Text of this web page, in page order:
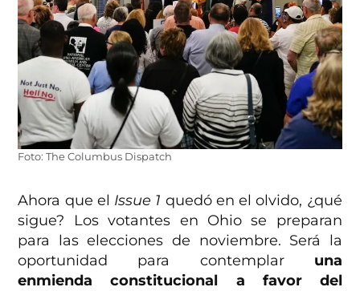
Foto: The Columbus Dispatch
Ahora que el Issue 1 quedó en el olvido, ¿qué
sigue? Los votantes en Ohio se preparan
para las elecciones de noviembre. Será la
oportunidad para contemplar una
enmienda constitucional a favor del